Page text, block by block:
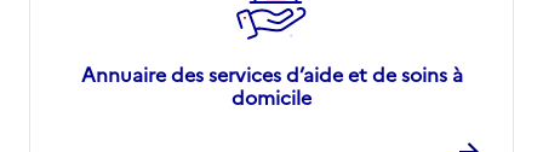
Annuaire des services d’aide et de soins à
domicile